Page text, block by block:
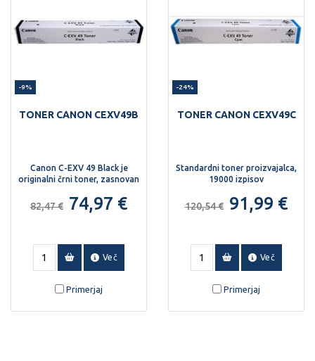
-9%
TONER CANON CEXV49B
Canon C-EXV 49 Black je
originalni črni toner, zasnovan
tiskanje v napravah Canon
imageRUNNER ADVANCE.
82,47 € 74,97 €
Več
Primerjaj
-24%
TONER CANON CEXV49C
Standardni toner proizvajalca,
19000 izpisov
120,54 € 91,99 €
Več
Primerjaj